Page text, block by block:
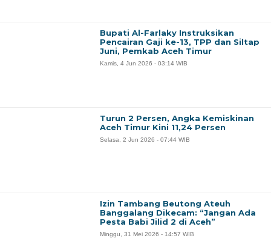
Bupati Al-Farlaky Instruksikan
Pencairan Gaji ke-13, TPP dan Siltap
Juni, Pemkab Aceh Timur
Kamis, 4 Jun 2026 - 03:14 WIB
Turun 2 Persen, Angka Kemiskinan
Aceh Timur Kini 11,24 Persen
Selasa, 2 Jun 2026 - 07:44 WIB
Izin Tambang Beutong Ateuh
Banggalang Dikecam: “Jangan Ada
Pesta Babi Jilid 2 di Aceh”
Minggu, 31 Mei 2026 - 14:57 WIB